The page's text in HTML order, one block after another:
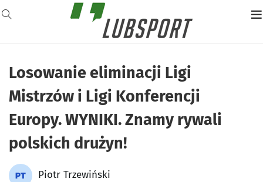
Losowanie eliminacji Ligi
Mistrzów i Ligi Konferencji
Europy. WYNIKI. Znamy rywali
polskich drużyn!
Piotr Trzewiński